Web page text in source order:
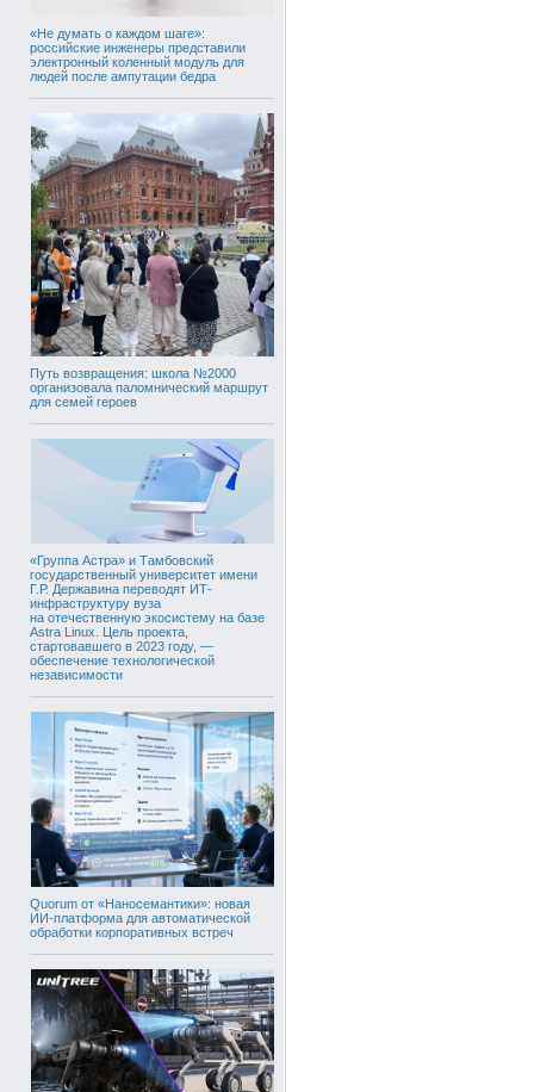
«Не думать о каждом шаге»:
российские инженеры представили
электронный коленный модуль для
людей после ампутации бедра
Путь возвращения: школа №2000
организовала паломнический маршрут
для семей героев
«Группа Астра» и Тамбовский
государственный университет имени
Г.Р. Державина переводят ИТ-
инфраструктуру вуза
на отечественную экосистему на базе
Astra Linux. Цель проекта,
стартовавшего в 2023 году, —
обеспечение технологической
независимости
Quorum от «Наносемантики»: новая
ИИ-платформа для автоматической
обработки корпоративных встреч